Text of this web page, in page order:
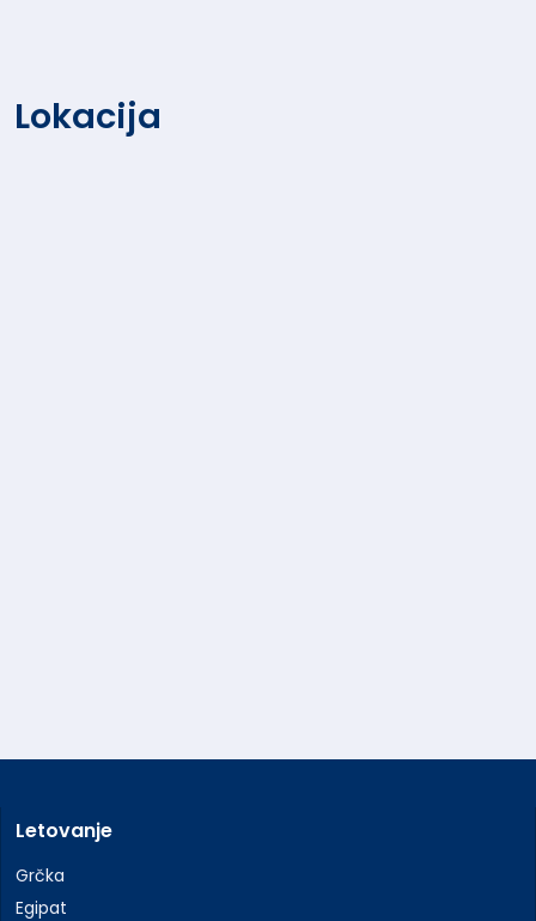
Lokacija
Letovanje
Grčka
Egipat